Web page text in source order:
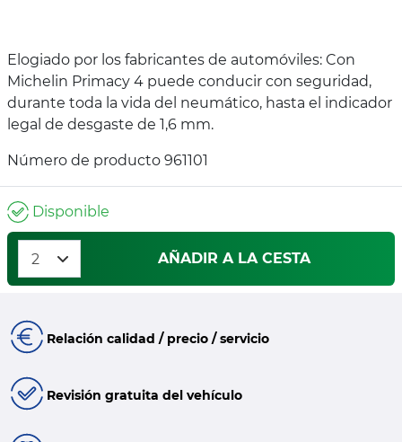
Elogiado por los fabricantes de automóviles: Con
Michelin Primacy 4 puede conducir con seguridad,
durante toda la vida del neumático, hasta el indicador
legal de desgaste de 1,6 mm.
Número de producto 961101
Disponible
AÑADIR A LA CESTA
Relación calidad / precio / servicio
Revisión gratuita del vehículo